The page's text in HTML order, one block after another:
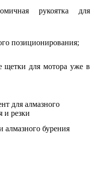
рукоятка для
позиционирования;
щетки для мотора уже в
для алмазного
и резки
алмазного бурения